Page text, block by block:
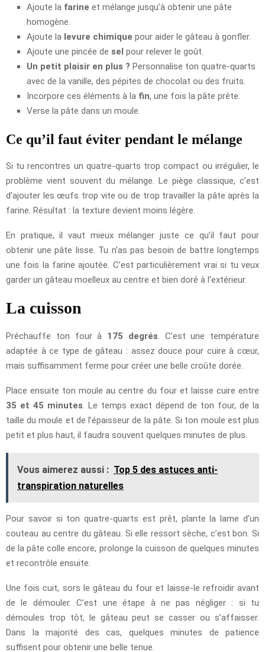
Ajoute la farine et mélange jusqu’à obtenir une pâte
homogène.
Ajoute la levure chimique pour aider le gâteau à gonfler.
Ajoute une pincée de sel pour relever le goût.
Un petit plaisir en plus ? Personnalise ton quatre-quarts
avec de la vanille, des pépites de chocolat ou des fruits.
Incorpore ces éléments à la fin, une fois la pâte prête.
Verse la pâte dans un moule.
Ce qu’il faut éviter pendant le mélange
Si tu rencontres un quatre-quarts trop compact ou irrégulier, le
problème vient souvent du mélange. Le piège classique, c’est
d’ajouter les œufs trop vite ou de trop travailler la pâte après la
farine. Résultat : la texture devient moins légère.
En pratique, il vaut mieux mélanger juste ce qu’il faut pour
obtenir une pâte lisse. Tu n’as pas besoin de battre longtemps
une fois la farine ajoutée. C’est particulièrement vrai si tu veux
garder un gâteau moelleux au centre et bien doré à l’extérieur.
La cuisson
Préchauffe ton four à 175 degrés . C’est une température
adaptée à ce type de gâteau : assez douce pour cuire à cœur,
mais suffisamment ferme pour créer une belle croûte dorée.
Place ensuite ton moule au centre du four et laisse cuire entre
35 et 45 minutes . Le temps exact dépend de ton four, de la
taille du moule et de l’épaisseur de la pâte. Si ton moule est plus
petit et plus haut, il faudra souvent quelques minutes de plus.
Vous aimerez aussi : Top 5 des astuces anti-
transpiration naturelles
Pour savoir si ton quatre-quarts est prêt, plante la lame d’un
couteau au centre du gâteau. Si elle ressort sèche, c’est bon. Si
de la pâte colle encore, prolonge la cuisson de quelques minutes
et recontrôle ensuite.
Une fois cuit, sors le gâteau du four et laisse-le refroidir avant
de le démouler. C’est une étape à ne pas négliger : si tu
démoules trop tôt, le gâteau peut se casser ou s’affaisser.
Dans la majorité des cas, quelques minutes de patience
suffisent pour obtenir une belle tenue.